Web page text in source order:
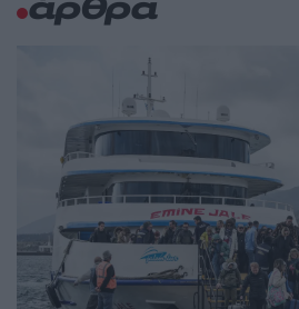
άρθρα